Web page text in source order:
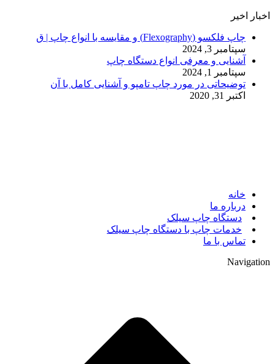
اخبار اخیر
چاپ فلکسو (Flexography) و مقایسه با انواع چاپ | ق
سپتامبر 3, 2024
آشنایی و معرفی انواع دستگاه چاپ
سپتامبر 1, 2024
توضیحاتی در مورد چاپ تامپو و آشنایی کامل با آن
اکتبر 31, 2020
خانه
درباره ما
دستگاه چاپ سیلک
خدمات چاپ با دستگاه چاپ سیلک
تماس با ما
Navigation